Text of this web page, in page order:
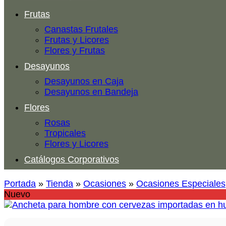
Frutas
Canastas Frutales
Frutas y Licores
Flores y Frutas
Desayunos
Desayunos en Caja
Desayunos en Bandeja
Flores
Rosas
Tropicales
Flores y Licores
Catálogos Corporativos
Portada » Tienda » Ocasiones » Ocasiones Especiales
Nuevo